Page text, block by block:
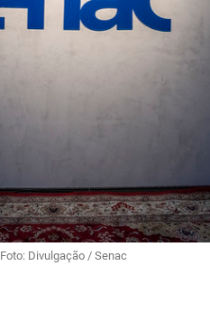
Foto: Divulgação / Senac